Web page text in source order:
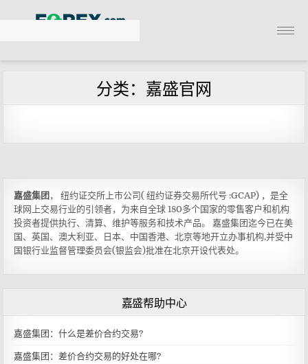
官网
嘉盛
出金
嘉盛
帮助中心
分类：嘉盛官网
嘉盛集团 ， 纽约证交所上市公司( 纽约证券交易所代号 :GCAP) ，是全
球网上交易行业的引领者，为来自全球 180多个国家的零售客户和机构
投资者提供执行、清算、维护等服务和技术产品。 嘉盛集团迄今已在美
国、英国、澳大利亚、日本、中国香港、北京等地开立办事机构,并受中
国银行业监督管理委员会(银监会)批准在北京开设代表处。
嘉盛帮助中心
嘉盛集团：什么是差价合约交易?
嘉盛集团：差价合约交易的好处在哪?